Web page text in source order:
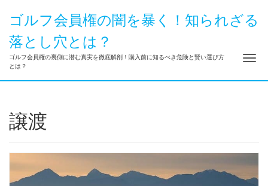
ゴルフ会員権の闇を暴く！知られざる
落とし穴とは？
ゴルフ会員権の裏側に潜む真実を徹底解剖！購入前に知るべき危険と賢い選び方
とは？
ナ
譲渡